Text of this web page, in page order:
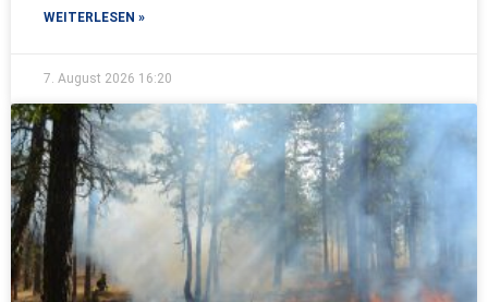
WEITERLESEN »
7. August 2026 16:20